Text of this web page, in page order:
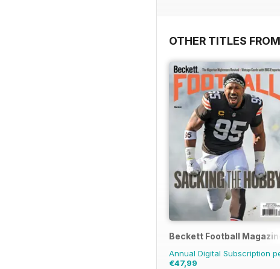
OTHER TITLES
Beckett Football Magazine
Annual Digital Subscription
€47,99